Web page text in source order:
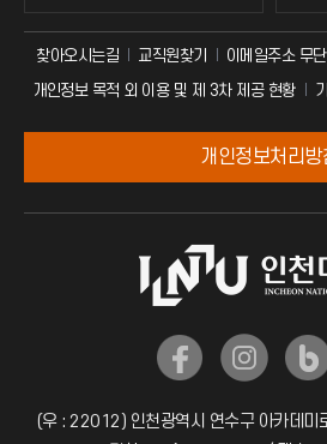
찾아오시는길 교직원찾기 이메일주소 무
개인정보 목적 외 이용 및 제 3차 제공 현황
개인정보처리방
(우 : 22012) 인천광역시 연수구 아카데미